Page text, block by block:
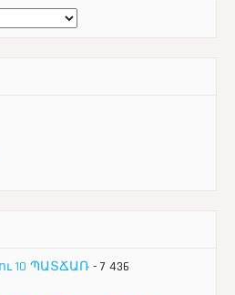
10 ՊԱՏՃԱՌ - 7 436